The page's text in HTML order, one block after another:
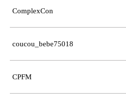
ComplexCon
coucou_bebe75018
CPFM